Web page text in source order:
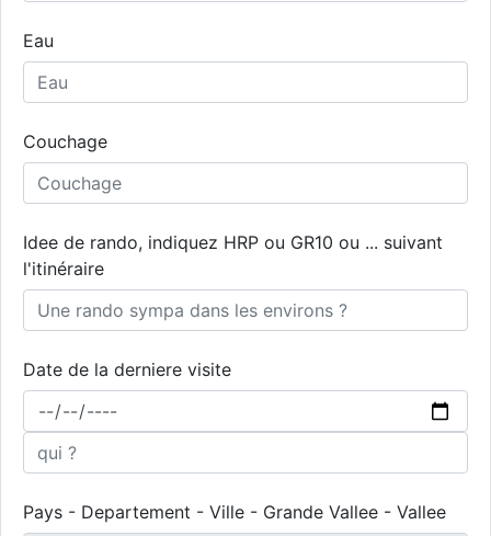
Eau
Couchage
Idee de rando, indiquez HRP ou GR10 ou ... suivant
l'itinéraire
Date de la derniere visite
Pays - Departement - Ville - Grande Vallee - Vallee